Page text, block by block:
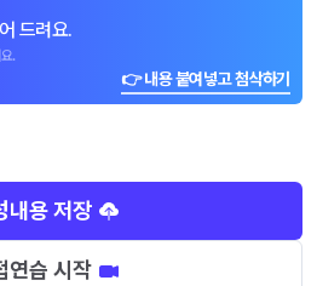
드려요.
.
👉 내용 붙여넣고 첨삭하기
내용 저장
연습 시작